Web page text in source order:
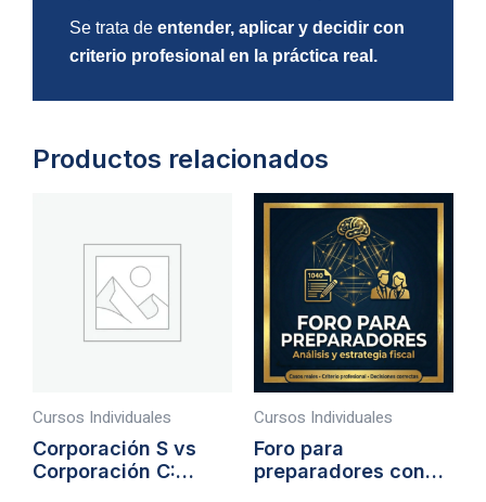
Se trata de entender, aplicar y decidir con
criterio profesional en la práctica real.
Productos relacionados
Cursos Individuales
Corporación S vs
Corporación C:
Cursos Individuales
Foro para
preparadores con